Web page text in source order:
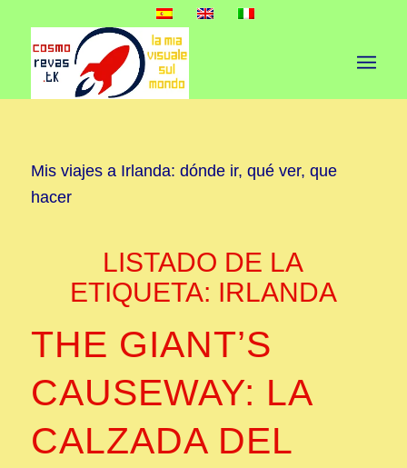
Mis viajes a Irlanda: dónde ir, qué ver, que
hacer
LISTADO DE LA
ETIQUETA: IRLANDA
THE GIANT’S
CAUSEWAY: LA
CALZADA DEL